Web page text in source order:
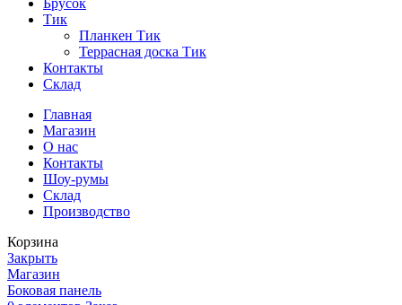
Тик
Планкен Тик
Террасная доска Тик
Контакты
Склад
Главная
Магазин
О нас
Контакты
Шоу-румы
Склад
Производство
Корзина
Закрыть
Магазин
Боковая панель